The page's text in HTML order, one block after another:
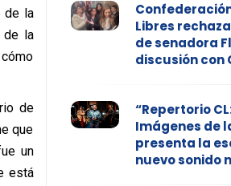
de la
de la
de
que
un
está
Libres
de senadora
discusión con
“Repertorio
Imágenes de
presenta la
nuevo sonido